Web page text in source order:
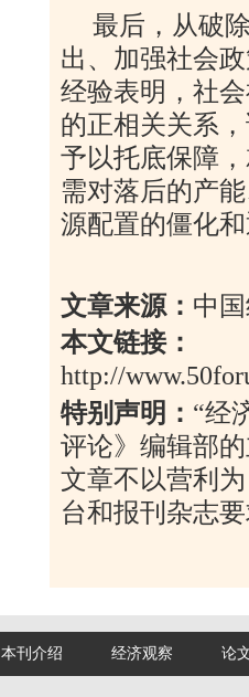
最后，从破
出、加强社会
经验表明，社
的正相关关系
予以托底保障
需对落后的产
源配置的僵化
文章来源： 中
本文链接：
http://
特别声明： “经
评论》编辑部
文章不以营利
台和报刊杂志
本刊介绍 经济观察 论